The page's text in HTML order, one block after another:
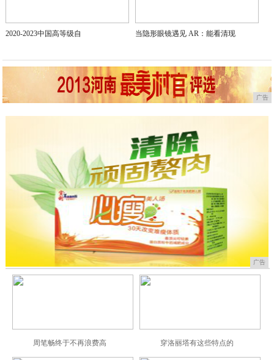
2020-2023中国高等级自 当隐形眼镜遇见 AR：能看清现
广告
广告
周笔畅终于不再浪费高 穿洛丽塔有这些特点的